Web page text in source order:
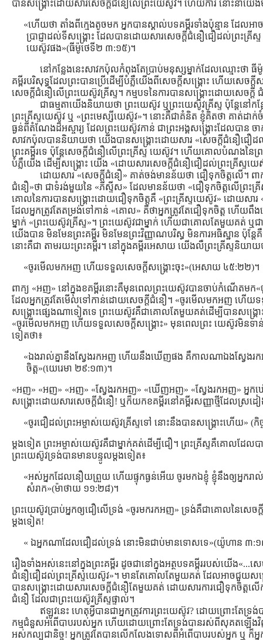
បានសង្រ្គោះដោយសារសេចក្ដីជំនឿលើព្រះយេស៊ូវ។ ហើយការ នោះនាំយើ
«ហើយថា តាំងពីក្មេងតូចមក អ្នកបានស្គាល់បទគម្ពីរទាំងប៉ុន្មាន ដែលអា
ប្រាជ្ញាដល់ទីសង្គ្រោះ ដែលបានដោយសារសេចក្តីជំនឿជឿដល់ព្រះគ្រីស្ទ
យេស៊ូវផង»(ធីម៉ូថេទី២ ៣:១៥)។
នៅកន្លែងនេះសាវកប៉ុលកំពុងតែប្រាប់មនុស្សម្នាក់ដែលឈ្មោះថា ធី
គម្ពីរបរិសុទ្ធដែលព្រះបានប្រើដើម្បីបំភ្លឺយើងពីសេចក្ដីសង្រ្គោះ ហើយសេច
សេចក្ដីជំនឿលើព្រះយេស៊ូវគ្រីស្ទ។ កម្មបទនៃការបានសង្រ្គោះដោយសេចក្ដី
ជាធម្មតាយើងនិយាយថា ព្រះយេស៊ូវ ឬព្រះយេស៊ូវគ្រីស្ទ ប៉ុន្ដែនៅកន្
ព្រះគ្រីស្ទយេស៊ូវ ឬ «ព្រះមេស្សីយេស៊ូវ»។ នោះគឺជាគំនិត ខ្ញុំគិតថា គាត់ដា
ធ្ងន់ពីតំណែងដ៏អស្ចារ្យ ដែលព្រះយេស៊ូវកាន់ ជាព្រះអង្គសង្រ្គោះដែលបាន
សាវកប៉ុលបាននិយាយថា យើងបានសង្រ្គោះដោយសារ «សេចក្ដីជំនឿជឿដល់
ព្រះគម្ពីរទេ ប៉ុន្ដែសេចក្ដីជំនឿលើព្រះគ្រីស្ទ យេស៊ូវ។ ហើយគោលបំណងនៃព្រះគ
បំភ្លឺយើង ដើម្បីសង្រ្គោះ យើង «ដោយសារសេចក្ដីជំនឿជឿដល់ព្រះគ្រីស្ទយេ
ដោយសារ «សេចក្ដីជំនឿ» គាត់ចង់មានន័យថា ជឿទុកចិត្ដលើ។ ពាក្
ជំនឿ»ថា ជាទំរង់មួយនៃ «ភីស្ទីស» ដែលមានន័យថា «ជឿទុកចិត្ដលើព្រះគ្រីស្
គោលនៃការបានសង្រ្គោះដោយជឿទុកចិត្ដគឺ «ព្រះគ្រីស្ទយេស៊ូវ» ដោយស
ដែលអ្នកត្រូវតែតម្រង់ទៅកាន់ «គោល» គឺថាអ្នកត្រូវតែជឿទុកចិត្ដ ហើ
ម្នាក់ «ព្រះយេស៊ូវគ្រីស្ទ»។ ព្រះយេស៊ូវជាម្នាក់ ហើយជាគោលតែមួយគត់ ឬ
យើងបាន មិនមែនព្រះគម្ពីរ មិនមែនព្រះវិញ្ញាណបរិស្ធ មិនការអធិស្ឋាន ប៉ុន្ដ
នោះគឺជា តាមរយះព្រះគម្ពីរ។ នៅក្នុងគម្ពីរអេសាយ យើងលឺព្រះគ្រីស្ទនិយាយ
«ចូរមើលមកអញ ហើយទទួលសេចក្តីសង្គ្រោះចុះ»(អេសាយ ៤៥:២២)។
ពាក្យ «អញ» នៅក្នុងខគម្ពីរនោះគឺមុនពេលព្រះយេស៊ូវបានចាប់កំណើត
ដែលអ្នកត្រូវតែមើលទៅកាន់ដោយសេចក្ដីជំនឿ។ «ចូរមើលមកអញ ហើយទ
សង្រ្គោះផ្សេងណាទៀតទេ ព្រះយេស៊ូវគឺជាគោលតែមួយគត់ដើម្បីបានសង្រ្
«ចូរមើលមកអញ ហើយទទួលសេចក្តីសង្គ្រោះ» មុនពេលព្រះ យេស៊ូវមិនទា
ទៀតថា៖
«ឯងរាល់គ្នានឹងស្វែងរកអញ ហើយនឹងឃើញផង គឺកាលណាឯងស្វែង
ចិត្ត»(យេរេមា ២៩:១៣)។
«អញ» «អញ» «អញ» «ស្វែងរកអញ» «ឃើញអញ» «ស្វែងរកអញ» អ្នក
សង្រ្គោះដោយសារសេចក្ដីជំនឿ! ឬក៏យកខគម្ពីរនៅគម្ពីរសញ្ញាថ្មីដែលស្រដៀង
«ចូរជឿដល់ព្រះអម្ចាស់យេស៊ូវគ្រីស្ទទៅ នោះនឹងបានសង្គ្រោះហើយ» (កិ
ម្ដងទៀត ព្រះអម្ចាស់យេស៊ូវគឺជាម្នាក់គត់ដើម្បីជឿ។ ព្រះគ្រីស្ទគឺគោលដែល
ព្រះយេស៊ូវទ្រង់បានមានបន្ទូលម្ដងទៀត៖
«អស់អ្នកដែលនឿយព្រួយ ហើយផ្ទុកធ្ងន់អើយ ចូរមកឯខ្ញុំ ខ្ញុំនឹងឲ្យអ្នករា
សំរាក»(ម៉ាថាយ ១១:២៨)។
ព្រះយេស៊ូវប្រាប់អ្នកឲ្យជឿលើទ្រង់ «ចូរមករកអញ» ទ្រង់គឺជាគោលនៃសេចក្
ម្ដងទៀត!
« ឯអ្នកណាដែលជឿដល់ទ្រង់ នោះមិនជាប់មានទោសទេ»(យ៉ូហាន ៣:១
រឿងទាំងអស់នេះនៅក្នុងព្រះគម្ពីរ ដូចជានៅក្នុងអត្ថបទគម្ពីររបស់យើង«...
ជំនឿជឿដល់ព្រះគ្រីស្ទយេស៊ូវ»។ មានតែគោលតែមួយគត់ ដែលអាចជួយសង្រ្
បានសង្រ្គោះដោយសារសេចក្ដីជំនឿតែមួយគត់ ដោយសារការជឿទុកចិត្ដលើក
ជំនឿ ដែលជាព្រះយេស៊ូវគ្រីស្ទផ្ទាល់។
ឥឡូវនេះ ហេតុអ្វីបានជាអ្នកត្រូវការព្រះយេស៊ូវ? ដោយព្រោះតែ
កម្មជំនួសអំពើបាបរបស់អ្នក ហើយដោយព្រោះតែទ្រង់បានរស់ពីសុគតឡើងវិញ
អស់កល្បជានិច្ច! អ្នកត្រូវតែបានលើកលែងទោសពីអំពើបាបរបស់អ្នក ឬ ក៏អ្ន